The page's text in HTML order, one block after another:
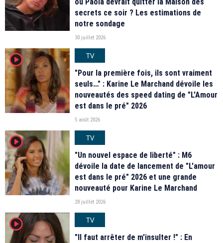
secrets ce soir ? Les estimations de
notre sondage
30 juillet 2026
player2
TV
"Pour la première fois, ils sont vraiment
seuls…" : Karine Le Marchand dévoile les
nouveautés des speed dating de "L'Amour
est dans le pré" 2026
5 août 2026
player2
TV
"Un nouvel espace de liberté" : M6
dévoile la date de lancement de "L'amour
est dans le pré" 2026 et une grande
nouveauté pour Karine Le Marchand
28 juillet 2026
player2
TV
"Il faut arrêter de m'insulter !" : En